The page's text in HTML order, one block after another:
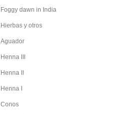
Foggy dawn in India
Hierbas y otros
Aguador
Henna III
Henna II
Henna I
Conos